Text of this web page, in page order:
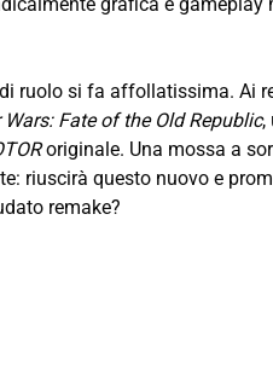
ruolo si fa affollatissima. Ai
Wars: Fate of the Old Republic,
originale. Una mossa a
riuscirà questo nuovo e
remake?